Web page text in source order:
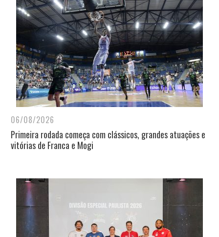
06/08/2026
Primeira rodada começa com clássicos, grandes atuações e
vitórias de Franca e Mogi